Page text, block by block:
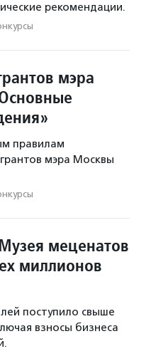
рекомендации.
мэра
правилам
мэра Москвы
меценатов
миллионов
поступило свыше
взносы бизнеса